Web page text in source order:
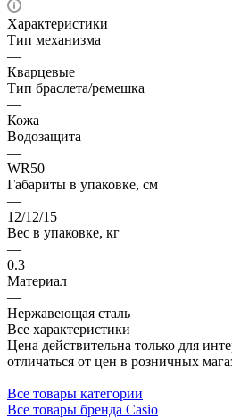
Характеристики
Тип механизма
—
Кварцевые
Тип браслета/ремешка
—
Кожа
Водозащита
—
WR50
Габариты в упаковке, см
—
12/12/15
Вес в упаковке, кг
—
0.3
Материал
—
Нержавеющая сталь
Все характеристики
Цена действительна только для
отличаться от цен в розничных
Все товары категории
Все товары бренда Casio